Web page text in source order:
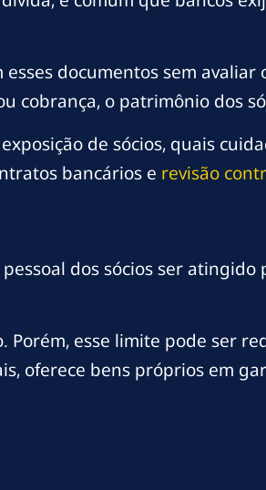
documentos sem
cobrança, o patrimônio dos
de sócios, quais
bancários e revisão
dos sócios ser
esse limite pode ser
oferece bens próprios em